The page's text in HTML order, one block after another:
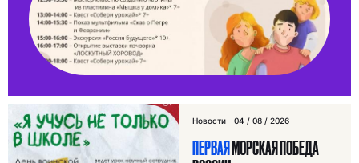
Новости 04 / 08 / 2026
ПЕРВАЯ МОРСКАЯ ПОБЕДА